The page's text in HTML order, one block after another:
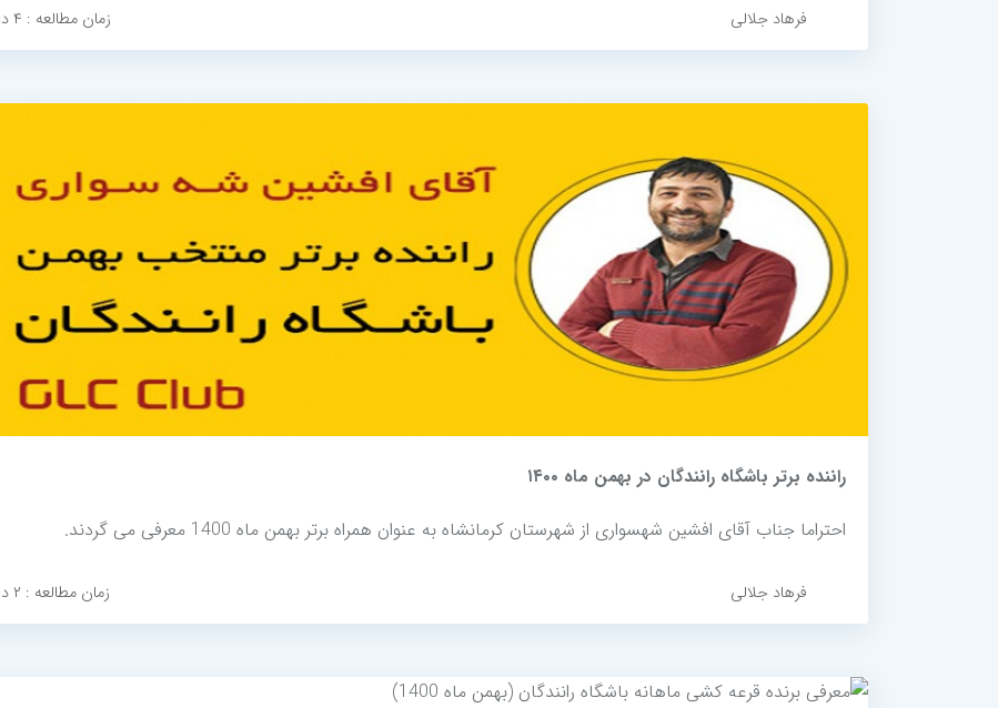
فرهاد جلالی زمان مطالعه : ۴ دقیقه
راننده برتر باشگاه رانندگان در بهمن ماه ۱۴۰۰
احتراما جناب آقای افشین شهسواری از شهرستان کرمانشاه به عنوان همراه برتر بهمن ماه 1400 معرفی می گردند.
فرهاد جلالی زمان مطالعه : ۲ دقیقه